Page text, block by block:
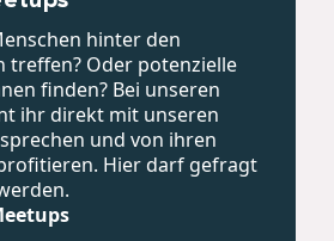
hinter den
treffen? Oder potenzielle
finden? Bei unseren
ihr direkt mit unseren
und von ihren
Hier darf gefragt